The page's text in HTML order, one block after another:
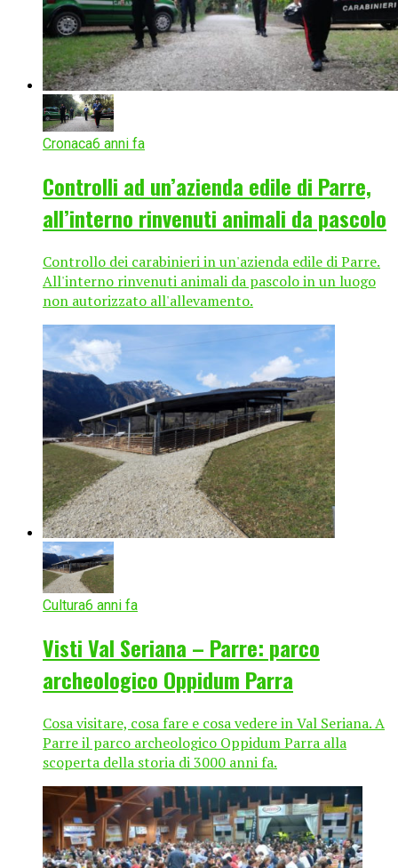
Cronaca6 anni fa
Controlli ad un’azienda edile di Parre,
all’interno rinvenuti animali da pascolo
Controllo dei carabinieri in un'azienda edile di Parre.
All'interno rinvenuti animali da pascolo in un luogo
non autorizzato all'allevamento.
Cultura6 anni fa
Visti Val Seriana – Parre: parco
archeologico Oppidum Parra
Cosa visitare, cosa fare e cosa vedere in Val Seriana. A
Parre il parco archeologico Oppidum Parra alla
scoperta della storia di 3000 anni fa.